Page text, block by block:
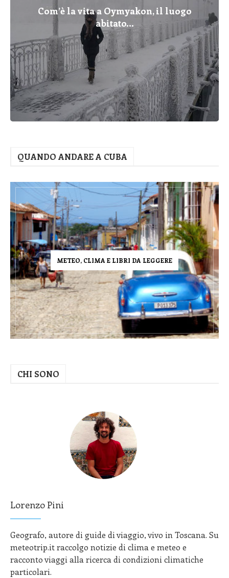
Com’è la vita a Oymyakon, il luogo
abitato...
QUANDO ANDARE A CUBA
METEO, CLIMA E LIBRI DA LEGGERE
CHI SONO
Lorenzo Pini
Geografo, autore di guide di viaggio, vivo in Toscana. Su
meteotrip.it raccolgo notizie di clima e meteo e
racconto viaggi alla ricerca di condizioni climatiche
particolari.